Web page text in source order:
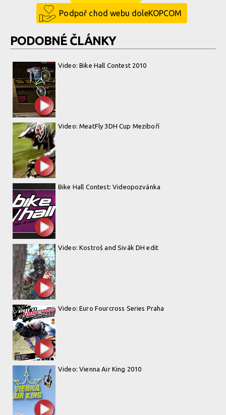
Podpoř chod webu doleKOPCOM
PODOBNÉ ČLÁNKY
Video: Bike Hall Contest 2010
Video: MeatFly 3DH Cup Meziboří
Bike Hall Contest: Videopozvánka
Video: Kostroš and Sivák DH edit
Video: Euro Fourcross Series Praha
Video: Vienna Air King 2010